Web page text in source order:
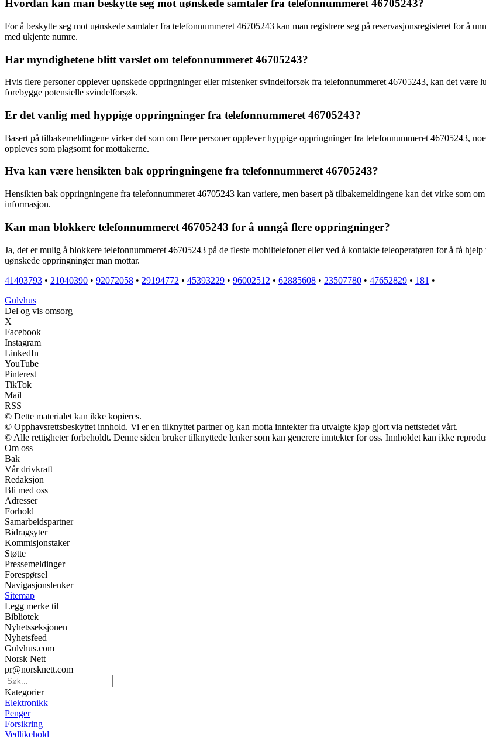
Hvordan kan man beskytte seg mot uønskede samtaler fra telefonnummeret 46705243?
For å beskytte seg mot uønskede samtaler fra telefonnummeret 46705243 kan man registrere seg på reservasjonsregisteret for å
med ukjente numre.
Har myndighetene blitt varslet om telefonnummeret 46705243?
Hvis flere personer opplever uønskede oppringninger eller mistenker svindelforsøk fra telefonnummeret 46705243, kan det være
forebygge potensielle svindelforsøk.
Er det vanlig med hyppige oppringninger fra telefonnummeret 46705243?
Basert på tilbakemeldingene virker det som om flere personer opplever hyppige oppringninger fra telefonnummeret 46705243,
oppleves som plagsomt for mottakerne.
Hva kan være hensikten bak oppringningene fra telefonnummeret 46705243?
Hensikten bak oppringningene fra telefonnummeret 46705243 kan variere, men basert på tilbakemeldingene kan det virke som
informasjon.
Kan man blokkere telefonnummeret 46705243 for å unngå flere oppringninger?
Ja, det er mulig å blokkere telefonnummeret 46705243 på de fleste mobiltelefoner eller ved å kontakte teleoperatøren for å få
uønskede oppringninger man mottar.
41403793 • 21040390 • 92072058 • 29194772 • 45393229 • 96002512 • 62885608 • 23507780 • 47652829 • 181 •
Gulvhus
Del og vis omsorg
X
Facebook
Instagram
LinkedIn
YouTube
Pinterest
TikTok
Mail
RSS
© Dette materialet kan ikke kopieres.
© Opphavsrettsbeskyttet innhold. Vi er en tilknyttet partner og kan motta inntekter fra utvalgte kjøp gjort via nettstedet vårt.
© Alle rettigheter forbeholdt. Denne siden bruker tilknyttede lenker som kan generere inntekter for oss. Innholdet kan ikke
Om oss
Bak
Vår drivkraft
Redaksjon
Bli med oss
Adresser
Forhold
Samarbeidspartner
Bidragsyter
Kommisjonstaker
Støtte
Pressemeldinger
Forespørsel
Navigasjonslenker
Sitemap
Legg merke til
Bibliotek
Nyhetsseksjonen
Nyhetsfeed
Gulvhus.com
Norsk Nett
pr@norsknett.com
Kategorier
Elektronikk
Penger
Forsikring
Vedlikehold